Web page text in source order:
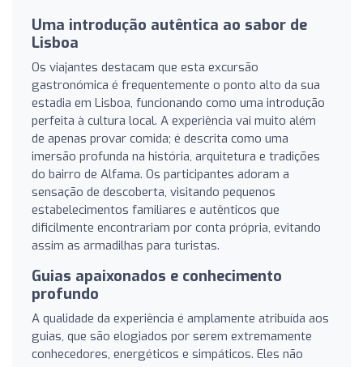
Uma introdução autêntica ao sabor de
Lisboa
Os viajantes destacam que esta excursão
gastronómica é frequentemente o ponto alto da sua
estadia em Lisboa, funcionando como uma introdução
perfeita à cultura local. A experiência vai muito além
de apenas provar comida; é descrita como uma
imersão profunda na história, arquitetura e tradições
do bairro de Alfama. Os participantes adoram a
sensação de descoberta, visitando pequenos
estabelecimentos familiares e autênticos que
dificilmente encontrariam por conta própria, evitando
assim as armadilhas para turistas.
Guias apaixonados e conhecimento
profundo
A qualidade da experiência é amplamente atribuída aos
guias, que são elogiados por serem extremamente
conhecedores, energéticos e simpáticos. Eles não